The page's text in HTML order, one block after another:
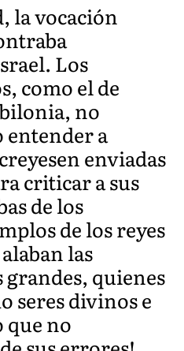
la vocación
Los
como el de
no
entender a
enviadas
criticar a sus
de los
de los reyes
las
quienes
seres divinos e
que no